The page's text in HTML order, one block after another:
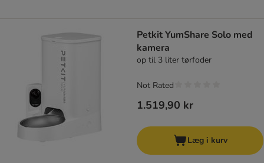
Petkit YumShare Solo med
kamera
op til 3 liter tørfoder
1.519,90 kr
Not Rated
Læg i kurv